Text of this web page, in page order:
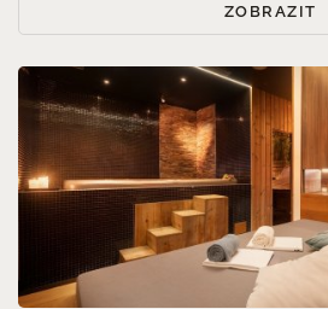
ZOBRAZIT